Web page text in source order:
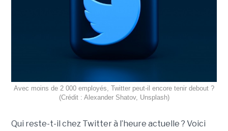
Avec moins de 2 000 employés, Twitter peut-il encore tenir debout ?
(Crédit : Alexander Shatov, Unsplash)
Qui reste-t-il chez Twitter à l’heure actuelle ? Voici